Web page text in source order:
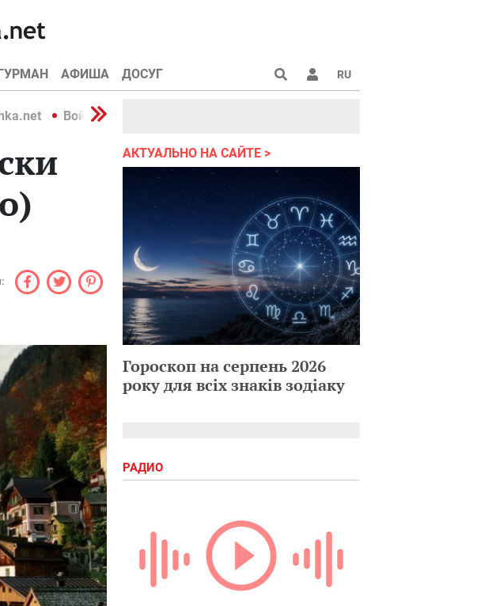
АФИША ДОСУГ RU
Война в Украине 2022
АКТУАЛЬНО НА САЙТЕ
Гороскоп на серпень 2026
року для всіх знаків зодіаку
РАДИО